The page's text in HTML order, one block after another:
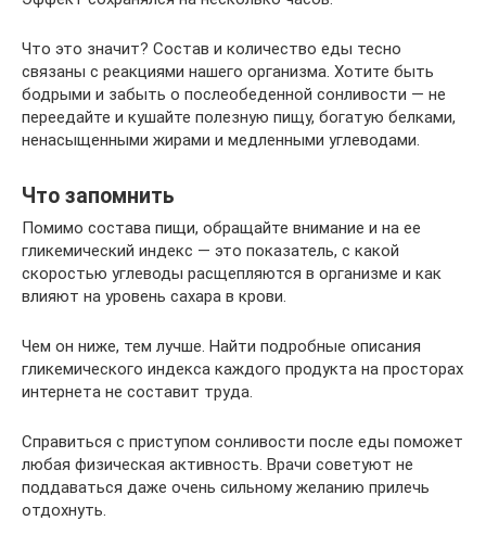
Что это значит? Состав и количество еды тесно
связаны с реакциями нашего организма. Хотите быть
бодрыми и забыть о послеобеденной сонливости — не
переедайте и кушайте полезную пищу, богатую белками,
ненасыщенными жирами и медленными углеводами.
Что запомнить
Помимо состава пищи, обращайте внимание и на ее
гликемический индекс — это показатель, с какой
скоростью углеводы расщепляются в организме и как
влияют на уровень сахара в крови.
Чем он ниже, тем лучше. Найти подробные описания
гликемического индекса каждого продукта на просторах
интернета не составит труда.
Справиться с приступом сонливости после еды поможет
любая физическая активность. Врачи советуют не
поддаваться даже очень сильному желанию прилечь
отдохнуть.